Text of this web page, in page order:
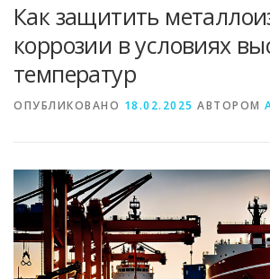
МЕТАЛЛЫ И ОКРУЖАЮЩАЯ СРЕДА
ПРИМЕНЕНИЕ МЕТАЛЛОВ
СТАТЬИ
Как защитить
коррозии в условиях
температур
ОПУБЛИКОВАНО 18.02.2025 АВТОРОМ